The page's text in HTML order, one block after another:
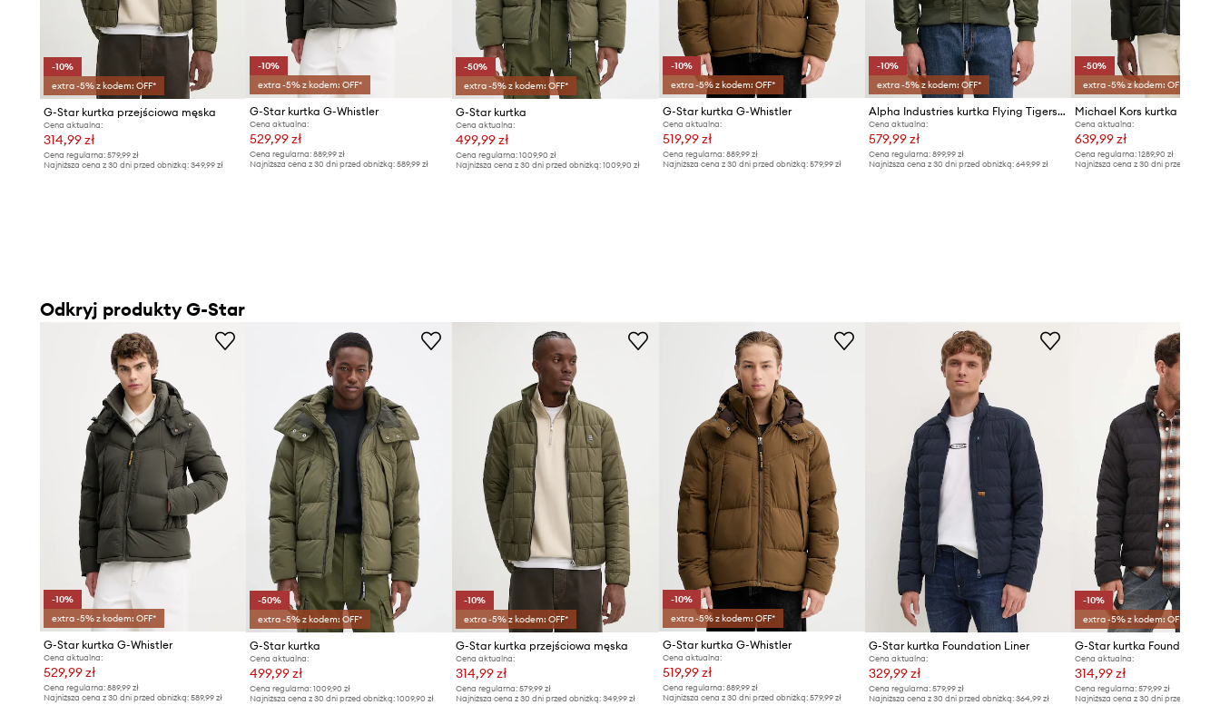
-10%
extra -5% z kodem: OFF*
G-Star kurtka przejściowa męska
Cena aktualna:
314,99 zł
Cena regularna: 579,99 zł
Najniższa cena z 30 dni przed obniżką: 349,99 zł
-10%
extra -5% z kodem: OFF*
G-Star kurtka G-Whistler
Cena aktualna:
529,99 zł
Cena regularna:889,99 zł
Najniższa cena z 30 dni przed obniżką:589,99 zł
-50%
extra -5% z kodem: OFF*
G-Star kurtka
Cena aktualna:
499,99 zł
Cena regularna: 1009,90 zł
Najniższa cena z 30 dni przed obniżką: 1009,90 zł
-10%
extra -5% z kodem: OFF*
G-Star kurtka G-Whistler
Cena aktualna:
519,99 zł
Cena regularna: 889,99 zł
Najniższa cena z 30 dni przed obniżką: 579,99 zł
-10%
extra -5% z kodem: OFF*
Alpha Industries kurtka Flying Tigers CWU Light
Cena aktualna:
579,99 zł
Cena regularna:899,99 zł
Najniższa cena z 30 dni przed obniżką:649,99 zł
-50%
extra -5% z kodem: OFF*
Michael Kors kurtka
Cena aktualna:
639,99 zł
Cena regularna: 1289,90 zł
Najniższa cena z 30 dni przed obniżką:
Odkryj produkty G-Star
-10%
extra -5% z kodem: OFF*
G-Star kurtka G-Whistler
Cena aktualna:
529,99 zł
Cena regularna: 889,99 zł
Najniższa cena z 30 dni przed obniżką: 589,99 zł
-50%
extra -5% z kodem: OFF*
G-Star kurtka
Cena aktualna:
499,99 zł
Cena regularna:1009,90 zł
Najniższa cena z 30 dni przed obniżką:1009,90 zł
-10%
extra -5% z kodem: OFF*
G-Star kurtka przejściowa męska
Cena aktualna:
314,99 zł
Cena regularna: 579,99 zł
Najniższa cena z 30 dni przed obniżką: 349,99 zł
-10%
extra -5% z kodem: OFF*
G-Star kurtka G-Whistler
Cena aktualna:
519,99 zł
Cena regularna: 889,99 zł
Najniższa cena z 30 dni przed obniżką: 579,99 zł
G-Star kurtka Foundation Liner
Cena aktualna:
329,99 zł
Cena regularna:579,99 zł
Najniższa cena z 30 dni przed obniżką:364,99 zł
-10%
extra -5% z kodem: OFF*
G-Star kurtka Foundation
Cena aktualna:
314,99 zł
Cena regularna: 579,99 zł
Najniższa cena z 30 dni przed obniżką: